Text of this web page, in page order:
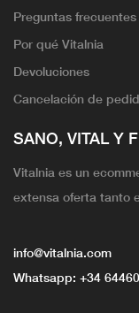
Preguntas frecuentes
Por qué Vitalnia
Devoluciones
Cancelación de
SANO, VITAL Y
Vitalnia es un
extensa oferta tanto
info@vitalnia.com
Whatsapp: +34